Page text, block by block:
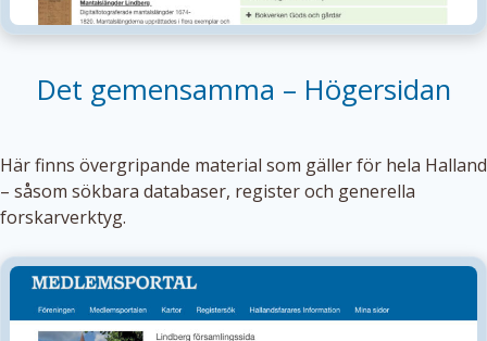
Det gemensamma – Högersidan
Här finns övergripande material som gäller för hela Halland
– såsom sökbara databaser, register och generella
forskarverktyg.